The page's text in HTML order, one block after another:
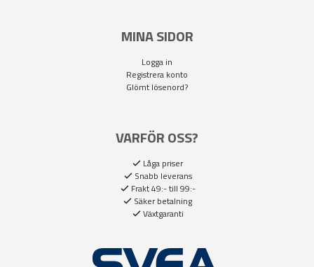
MINA SIDOR
Logga in
Registrera konto
Glömt lösenord?
VARFÖR OSS?
Låga priser
Snabb leverans
Frakt 49:- till 99:-
Säker betalning
Växtgaranti